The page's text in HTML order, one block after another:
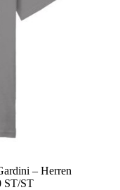
– Herren
ST/ST